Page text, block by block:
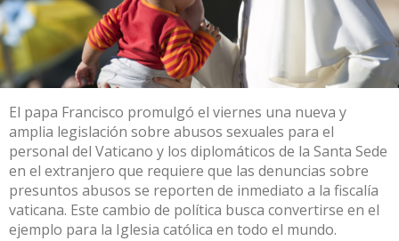
El papa Francisco promulgó el viernes una nueva y
amplia legislación sobre abusos sexuales para el
personal del Vaticano y los diplomáticos de la Santa Sede
en el extranjero que requiere que las denuncias sobre
presuntos abusos se reporten de inmediato a la fiscalía
vaticana. Este cambio de política busca convertirse en el
ejemplo para la Iglesia católica en todo el mundo.